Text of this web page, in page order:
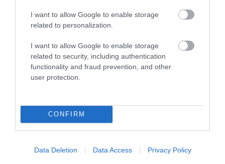
I want to allow Google to enable storage
related to personalization.
I want to allow Google to enable storage
related to security, including authentication
functionality and fraud prevention, and other
user protection.
CONFIRM
Data Deletion Data Access Privacy Policy
A MAGYAR SZÁRMAZÁSÚ
BOGÁRIG GURULTAK